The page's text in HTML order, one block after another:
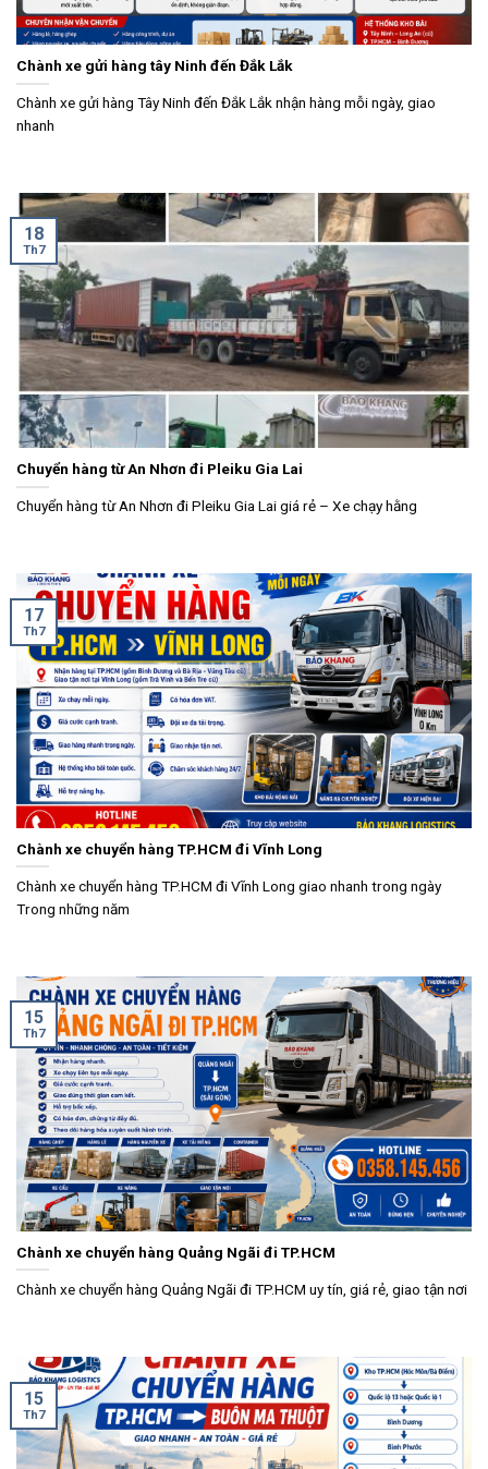
Chành xe gửi hàng tây Ninh đến Đắk Lắk
Chành xe gửi hàng Tây Ninh đến Đắk Lắk nhận hàng mỗi ngày, giao
nhanh
Chuyển hàng từ An Nhơn đi Pleiku Gia Lai
Chuyển hàng từ An Nhơn đi Pleiku Gia Lai giá rẻ – Xe chạy hằng
18
Th7
Chành xe chuyển hàng TP.HCM đi Vĩnh Long
Chành xe chuyển hàng TP.HCM đi Vĩnh Long giao nhanh trong ngày
Trong những năm
17
Th7
Chành xe chuyển hàng Quảng Ngãi đi TP.HCM
Chành xe chuyển hàng Quảng Ngãi đi TP.HCM uy tín, giá rẻ, giao tận nơi
15
Th7
15
Th7